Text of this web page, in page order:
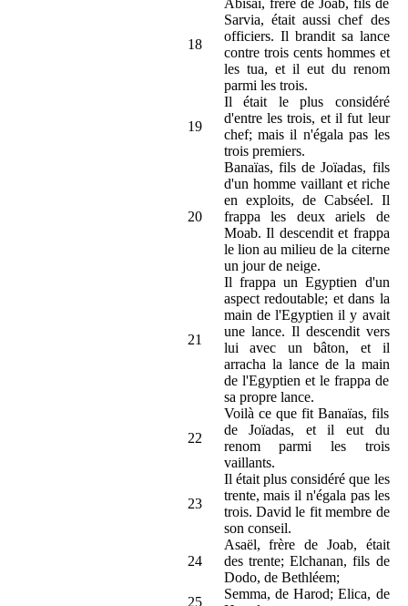
18
Sarvia, était aussi chef des
officiers. Il brandit sa lance
contre trois cents hommes et
les tua, et il eut du renom
parmi les trois.
19
Il était le plus considéré
d'entre les trois, et il fut leur
chef; mais il n'égala pas les
trois premiers.
20
Banaïas, fils de Joïadas, fils
d'un homme vaillant et riche
en exploits, de Cabséel. Il
frappa les deux ariels de
Moab. Il descendit et frappa
le lion au milieu de la citerne
un jour de neige.
21
Il frappa un Egyptien d'un
aspect redoutable; et dans la
main de l'Egyptien il y avait
une lance. Il descendit vers
lui avec un bâton, et il
arracha la lance de la main
de l'Egyptien et le frappa de
sa propre lance.
22
Voilà ce que fit Banaïas, fils
de Joïadas, et il eut du
renom parmi les trois
vaillants.
23
Il était plus considéré que les
trente, mais il n'égala pas les
trois. David le fit membre de
son conseil.
24
Asaël, frère de Joab, était
des trente; Elchanan, fils de
Dodo, de Bethléem;
25
Semma, de Harod; Elica, de